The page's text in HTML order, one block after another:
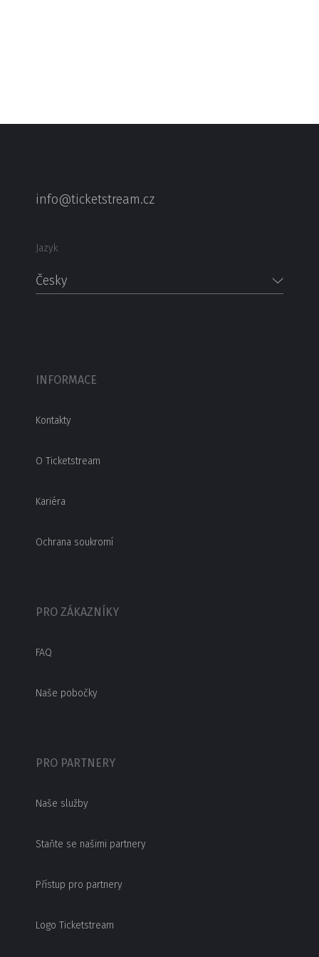
info@ticketstream.cz
Jazyk
Česky
INFORMACE
Kontakty
O Ticketstream
Kariéra
Ochrana soukromí
PRO ZÁKAZNÍKY
FAQ
Naše pobočky
PRO PARTNERY
Naše služby
Staňte se našimi partnery
Přístup pro partnery
Logo Ticketstream